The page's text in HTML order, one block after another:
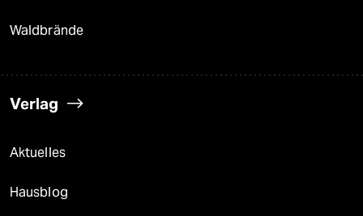
Waldbrände
Verlag
Aktuelles
Hausblog